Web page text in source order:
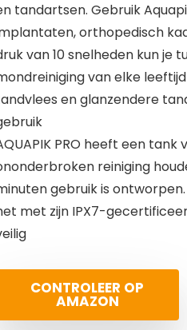
tandartsen. Gebruik
orthopedisch
van 10 snelheden kun je
van elke
en glanzendere
PRO heeft een
reiniging
gebruik is
met zijn IPX7-
CONTROLEER OP
AMAZON